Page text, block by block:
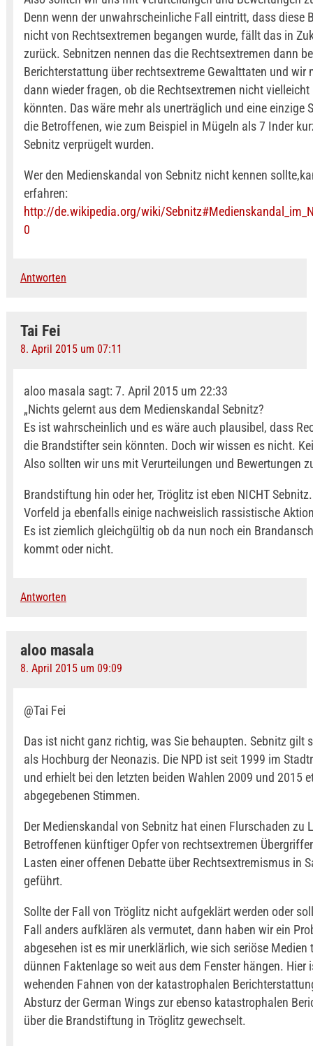
Denn wenn der unwahrscheinliche Fall eintritt, dass diese
nicht von Rechtsextremen begangen wurde, fällt das in
zurück. Sebnitzen nennen das die Rechtsextremen dann
Berichterstattung über rechtsextreme Gewalttaten und wir
dann wieder fragen, ob die Rechtsextremen nicht vielleicht
könnten. Das wäre mehr als unerträglich und eine einzige
die Betroffenen, wie zum Beispiel in Mügeln als 7 Inder
Sebnitz verprügelt wurden.
Wer den Medienskandal von Sebnitz nicht kennen
erfahren:
http://de.wikipedia.org/wiki/
0
Antworten
Tai Fei
8. April 2015 um 07:11
aloo masala sagt: 7. April 2015 um 22:33
„Nichts gelernt aus dem Medienskandal Sebnitz?
Es ist wahrscheinlich und es wäre auch plausibel, dass
die Brandstifter sein könnten. Doch wir wissen es nicht.
Also sollten wir uns mit Verurteilungen und Bewertungen
Brandstiftung hin oder her, Tröglitz ist eben NICHT
Vorfeld ja ebenfalls einige nachweislich rassistische
Es ist ziemlich gleichgültig ob da nun noch ein
kommt oder nicht.
Antworten
aloo masala
8. April 2015 um 09:09
@Tai Fei
Das ist nicht ganz richtig, was Sie behaupten. Sebnitz gilt
als Hochburg der Neonazis. Die NPD ist seit 1999 im
und erhielt bei den letzten beiden Wahlen 2009 und 2015
abgegebenen Stimmen.
Der Medienskandal von Sebnitz hat einen Flurschaden zu
Betroffenen künftiger Opfer von rechtsextremen
Lasten einer offenen Debatte über Rechtsextremismus in
geführt.
Sollte der Fall von Tröglitz nicht aufgeklärt werden oder
Fall anders aufklären als vermutet, dann haben wir ein
abgesehen ist es mir unerklärlich, wie sich seriöse Medien
dünnen Faktenlage so weit aus dem Fenster hängen. Hier
wehenden Fahnen von der katastrophalen
Absturz der German Wings zur ebenso katastrophalen
über die Brandstiftung in Tröglitz gewechselt.